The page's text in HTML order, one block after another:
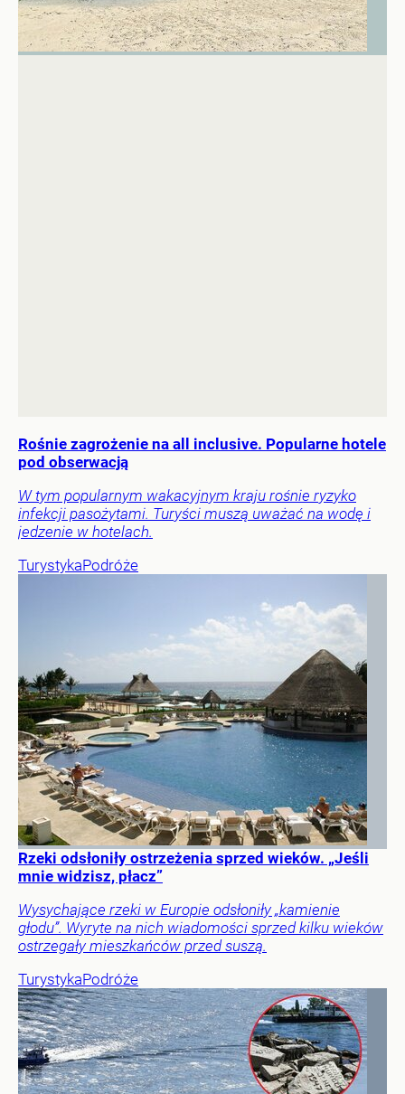
Rośnie zagrożenie na all inclusive. Popularne hotele
pod obserwacją
W tym popularnym wakacyjnym kraju rośnie ryzyko
infekcji pasożytami. Turyści muszą uważać na wodę i
jedzenie w hotelach.
TurystykaPodróże
Rzeki odsłoniły ostrzeżenia sprzed wieków. „Jeśli
mnie widzisz, płacz”
Wysychające rzeki w Europie odsłoniły „kamienie
głodu”. Wyryte na nich wiadomości sprzed kilku wieków
ostrzegały mieszkańców przed suszą.
TurystykaPodróże